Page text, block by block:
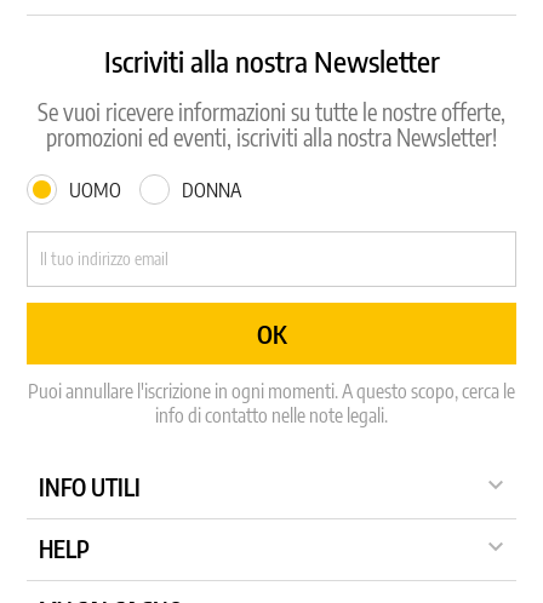
Iscriviti alla nostra Newsletter
Se vuoi ricevere informazioni su tutte le nostre offerte,
promozioni ed eventi, iscriviti alla nostra Newsletter!
UOMO DONNA
Puoi annullare l'iscrizione in ogni momenti. A questo scopo, cerca le
info di contatto nelle note legali.
INFO UTILI 
HELP 